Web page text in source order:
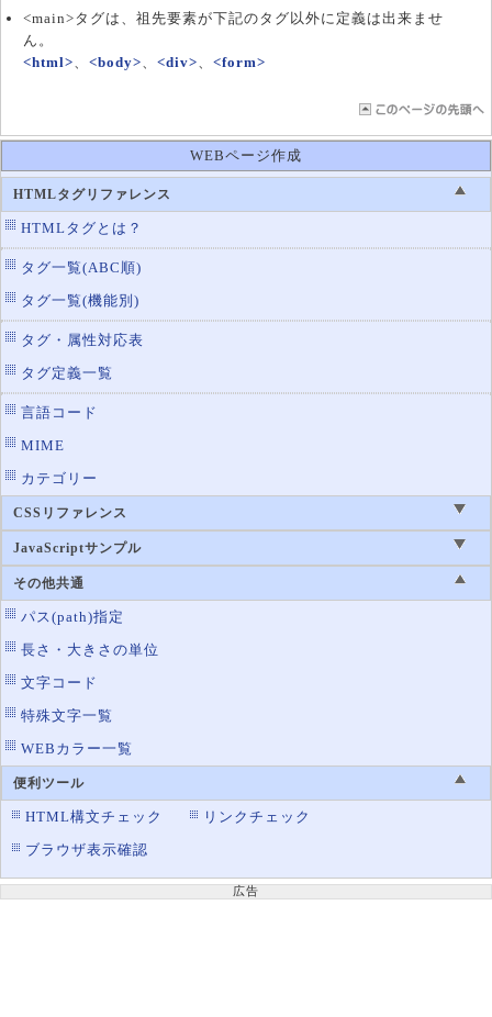
<main>タグは、祖先要素が下記のタグ以外に定義は出来ませ
ん。
<html>、<body>、<div>、<form>
WEBページ作成
HTMLタグリファレンス
HTMLタグとは？
タグ一覧(ABC順)
タグ一覧(機能別)
タグ・属性対応表
タグ定義一覧
言語コード
MIME
カテゴリー
CSSリファレンス
JavaScriptサンプル
その他共通
パス(path)指定
長さ・大きさの単位
文字コード
特殊文字一覧
WEBカラー一覧
便利ツール
HTML構文チェック
リンクチェック
ブラウザ表示確認
広告